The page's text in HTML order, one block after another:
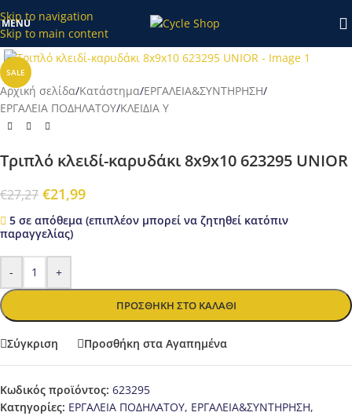
Skip to navigation
Skip to main content
κατάστημα το διάστημα 20/7-27/7 θα επεξεργαστούν απο εμάς
μετά τις 28/7!
MENU
SALE
Προβολή
Αρχική σελίδα/Κατάστημα/ΕΡΓΑΛΕΙΑ&ΣΥΝΤΗΡΗΣΗ/
ΕΡΓΑΛΕΙΑ ΠΟΔΗΛΑΤΟΥ/ΚΛΕΙΔΙΑ Υ
Τριπλό κλειδί-καρυδάκι 8x9x10 623295 UNIOR
€27,27 €21,99
5 σε απόθεμα (επιπλέον μπορεί να ζητηθεί κατόπιν
παραγγελίας)
- +
ΠΡΟΣΘΉΚΗ ΣΤΟ ΚΑΛΆΘΙ
Σύγκριση Προσθήκη στα Αγαπημένα
Κωδικός προϊόντος: 623295
Κατηγορίες: ΕΡΓΑΛΕΙΑ ΠΟΔΗΛΑΤΟΥ, ΕΡΓΑΛΕΙΑ&ΣΥΝΤΗΡΗΣΗ,